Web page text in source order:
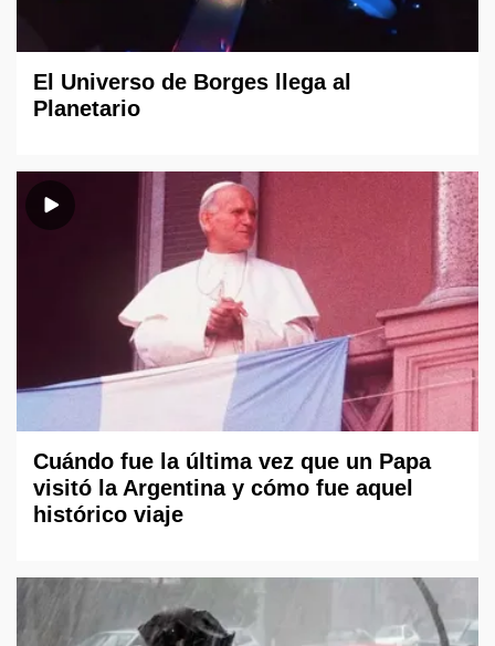
El Universo de Borges llega al
Planetario
Cuándo fue la última vez que un Papa
visitó la Argentina y cómo fue aquel
histórico viaje